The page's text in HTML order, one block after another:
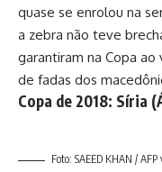
quase se enrolou na
a zebra não teve
garantiram na Copa
de fadas dos
Copa de 2018: Síria
Foto: SAEED KHAN / AFP